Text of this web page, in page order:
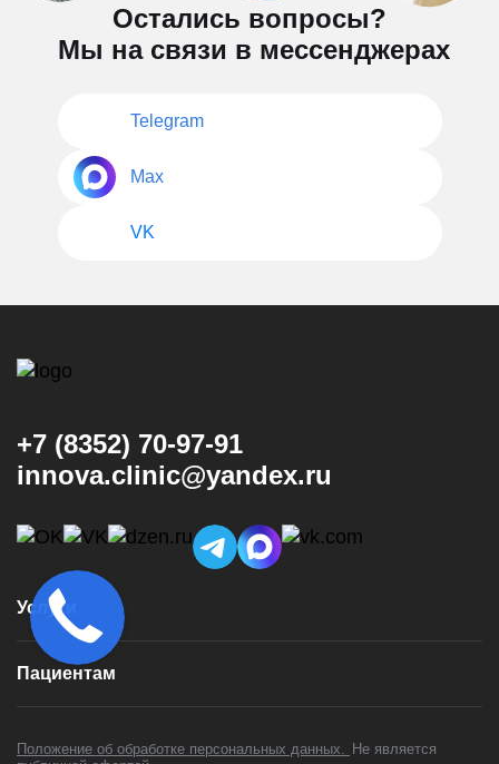
Остались вопросы?
Мы на связи в мессенджерах
Telegram
Max
VK
+7 (8352) 70-97-91
innova.clinic@yandex.ru
Услуги
Консультация и диагностика
Коронки
Пациентам
Положение об обработке персональных данных. Не является